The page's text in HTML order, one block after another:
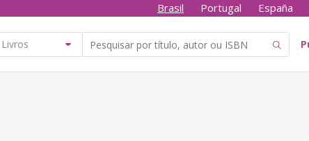
Brasil Portugal España